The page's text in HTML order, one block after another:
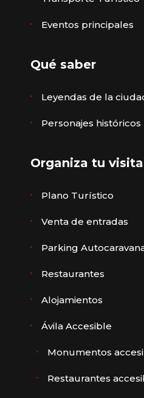
Eventos principales
Qué saber
Leyendas de la
Personajes históricos
Organiza tu visita
Plano Turístico
Venta de entradas
Parking
Restaurantes
Alojamientos
Ávila Accesible
Monumentos
Restaurantes